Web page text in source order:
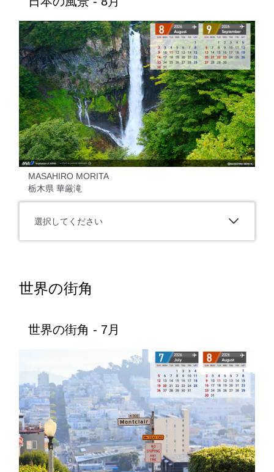
MASAHIRO MORITA
栃木県 華厳滝
選択してください
世界の街角
世界の街角 - 7月